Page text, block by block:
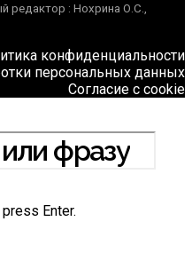
редактор : Нохрина О.С.,
конфиденциальности
персональных данных
Согласие с cookie
Enter.